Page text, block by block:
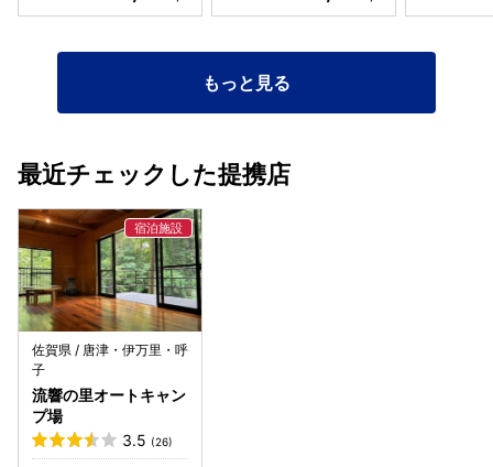
もっと見る
最近チェックした提携店
佐賀県 / 唐津・伊万里・呼
子
流響の里オートキャン
プ場
3.5 (26)